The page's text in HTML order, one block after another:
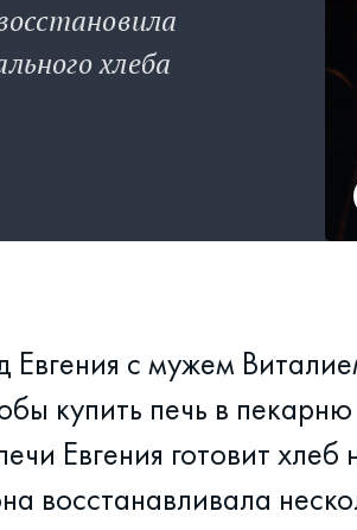
хлеба
Евгения с мужем
купить печь в
Евгения готовит хлеб
восстанавливала